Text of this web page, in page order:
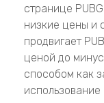
странице
низкие цены и
продвигает
ценой до
способом как